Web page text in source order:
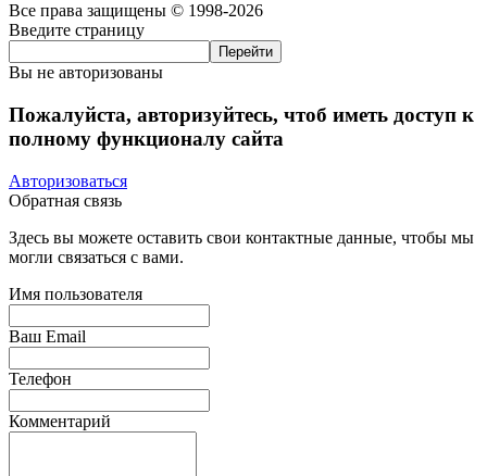
Все права защищены © 1998-2026
Введите страницу
Вы не авторизованы
Пожалуйста, авторизуйтесь, чтоб иметь доступ к
полному функционалу сайта
Авторизоваться
Обратная связь
Здесь вы можете оставить свои контактные данные, чтобы мы
могли связаться с вами.
Имя пользователя
Ваш Email
Телефон
Комментарий